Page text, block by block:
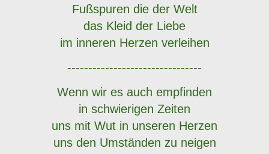
Fußspuren die der Welt
das Kleid der Liebe
im inneren Herzen verleihen
--------------------------------
Wenn wir es auch empfinden
in schwierigen Zeiten
uns mit Wut in unseren Herzen
uns den Umständen zu neigen